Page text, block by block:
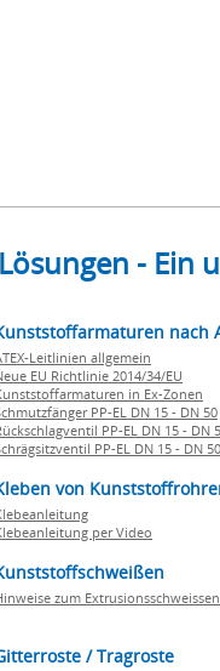
-
nach
Leitlinien allgemein
EU Richtlinie 2014/34/EU
in Ex-Zonen
PP-EL DN 15 - DN 50
PP-EL DN 15 - DN
PP-EL DN 15 - DN 50
von
per Video
zum Extrusionsschweissen
/ Tragroste